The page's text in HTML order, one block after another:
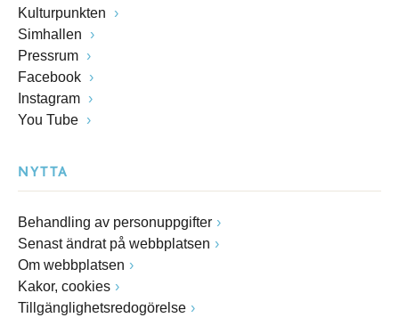
Kulturpunkten
Simhallen
Pressrum
Facebook
Instagram
You Tube
NYTTA
Behandling av personuppgifter
Senast ändrat på webbplatsen
Om webbplatsen
Kakor, cookies
Tillgänglighetsredogörelse